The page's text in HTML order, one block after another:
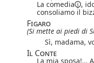
La comedia
,
consoliamo il
Figaro
(Si mette ai piedi di
Sì, madama,
Il Conte
La mia sposa!…